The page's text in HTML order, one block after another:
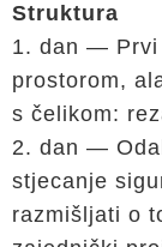
Struktura
1. dan — Prvi
prostorom,
s čelikom:
2. dan —
stjecanje
razmišljati o